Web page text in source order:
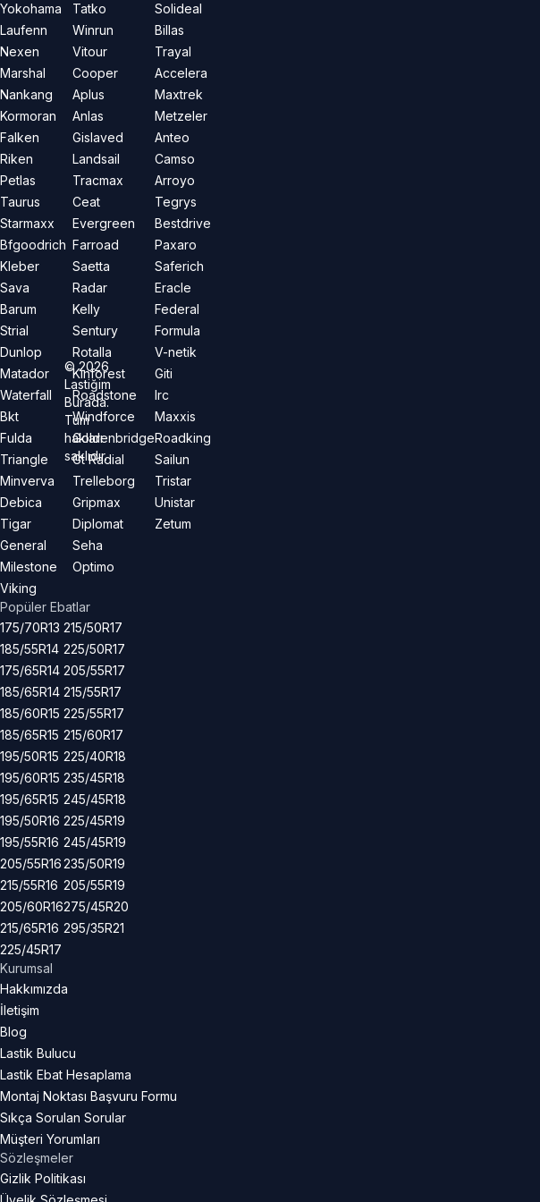
Yokohama
Laufenn
Nexen
Marshal
Nankang
Kormoran
Falken
Riken
Petlas
Taurus
Starmaxx
Bfgoodrich
Kleber
Sava
Barum
Strial
Dunlop
Matador
Waterfall
Bkt
Fulda
Triangle
Minverva
Debica
Tigar
General
Milestone
Viking
Tatko
Winrun
Vitour
Cooper
Aplus
Anlas
Gislaved
Landsail
Tracmax
Ceat
Evergreen
Farroad
Saetta
Radar
Kelly
Sentury
Rotalla
Kinforest
Roadstone
Windforce
Goldenbridge
Gt Radial
Trelleborg
Gripmax
Diplomat
Seha
Optimo
Solideal
Billas
Trayal
Accelera
Maxtrek
Metzeler
Anteo
Camso
Arroyo
Tegrys
Bestdrive
Paxaro
Saferich
Eracle
Federal
Formula
V-netik
Giti
Irc
Maxxis
Roadking
Sailun
Tristar
Unistar
Zetum
Popüler Ebatlar
175/70R13
185/55R14
175/65R14
185/65R14
185/60R15
185/65R15
195/50R15
195/60R15
195/65R15
195/50R16
195/55R16
205/55R16
215/55R16
205/60R16
215/65R16
225/45R17
215/50R17
225/50R17
205/55R17
215/55R17
225/55R17
215/60R17
225/40R18
235/45R18
245/45R18
225/45R19
245/45R19
235/50R19
205/55R19
275/45R20
295/35R21
Kurumsal
Hakkımızda
İletişim
Blog
Lastik Bulucu
Lastik Ebat Hesaplama
Montaj Noktası Başvuru Formu
Sıkça Sorulan Sorular
Müşteri Yorumları
Sözleşmeler
Gizlik Politikası
©2026
Lastiğim
Burada.
Tüm
hakları
saklıdır.